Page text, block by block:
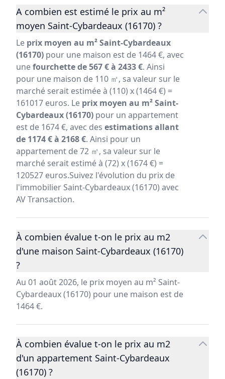
A combien est estimé le prix au m²
moyen Saint-Cybardeaux (16170) ?
Le prix moyen au m² Saint-Cybardeaux
(16170) pour une maison est de 1464 €, avec
unefourchette de 567 € à 2433 €. Ainsi
pour une maison de 110 ㎡, sa valeur sur le
marché serait estimée à (110) x (1464 €) =
161017 euros. Le prix moyen au m² Saint-
Cybardeaux (16170) pour un appartement
est de 1674 €, avec des estimations allant
de 1174 € à 2168 €. Ainsi pour un
appartement de 72 ㎡, sa valeur sur le
marché serait estimé à (72) x (1674 €) =
120527 euros.Suivez l'évolution du prix de
l'immobilier Saint-Cybardeaux (16170) avec
AV Transaction.
À combien évalue t-on le prix au m2
d'une maison Saint-Cybardeaux (16170)
?
Au 01 août 2026, le prix moyen au m² Saint-
Cybardeaux (16170) pour une maison est de
1464 €.
À combien évalue t-on le prix au m2
d'un appartement Saint-Cybardeaux
(16170) ?